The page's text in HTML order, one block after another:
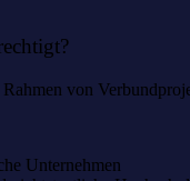
von
Unternehmen